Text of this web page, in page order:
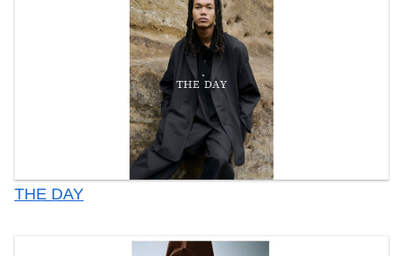
THE DAY